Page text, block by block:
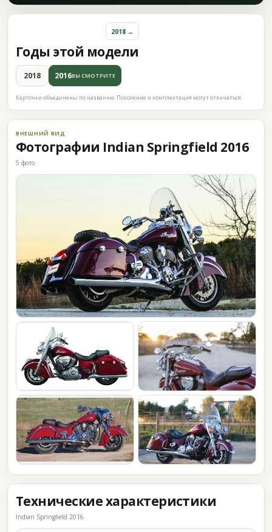
Годы этой модели
2018 →
2018 2016ВЫ СМОТРИТЕ
Карточки объединены по названию. Поколение и комплектация могут отличаться.
ВНЕШНИЙ ВИД
Фотографии Indian Springfield 2016
5 фото
Технические характеристики
Indian Springfield 2016